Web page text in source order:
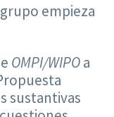
empieza
OMPI/WIPOa
sustantivas